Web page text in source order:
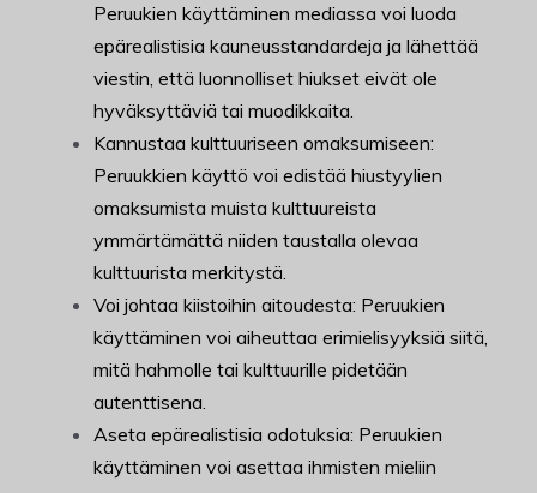
Peruukien käyttäminen mediassa voi luoda
epärealistisia kauneusstandardeja ja lähettää
viestin, että luonnolliset hiukset eivät ole
hyväksyttäviä tai muodikkaita.
Kannustaa kulttuuriseen omaksumiseen:
Peruukkien käyttö voi edistää hiustyylien
omaksumista muista kulttuureista
ymmärtämättä niiden taustalla olevaa
kulttuurista merkitystä.
Voi johtaa kiistoihin aitoudesta: Peruukien
käyttäminen voi aiheuttaa erimielisyyksiä siitä,
mitä hahmolle tai kulttuurille pidetään
autenttisena.
Aseta epärealistisia odotuksia: Peruukien
käyttäminen voi asettaa ihmisten mieliin